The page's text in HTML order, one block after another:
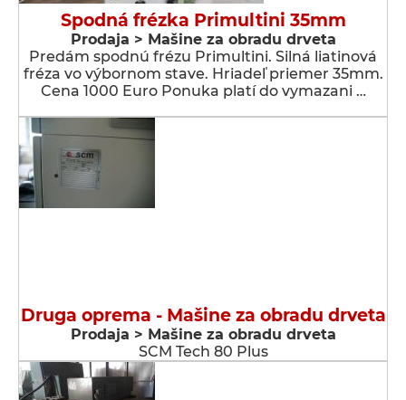
Spodná frézka Primultini 35mm
Prodaja > Мašine za obradu drveta
Predám spodnú frézu Primultini. Silná liatinová
fréza vo výbornom stave. Hriadeľ priemer 35mm.
Cena 1000 Euro Ponuka platí do vymazani …
Druga oprema - Мašine za obradu drveta
Prodaja > Мašine za obradu drveta
SCM Tech 80 Plus